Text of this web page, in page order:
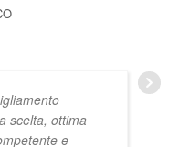
scelta, ottima
e